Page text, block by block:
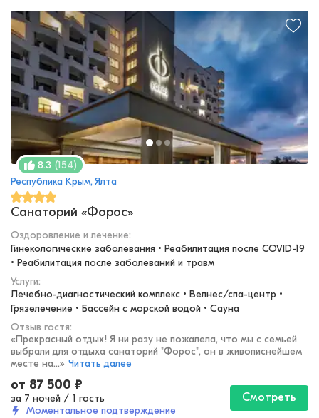
8.3 (154)
Республика Крым, Ялта
Санаторий «Форос»
Оздоровление и лечение:
Гинекологические заболевания • Реабилитация после COVID-19
• Реабилитация после заболеваний и травм
Услуги:
Лечебно-диагностический комплекс • Велнес/спа-центр •
Грязелечение • Бассейн с морской водой • Сауна
Отзыв гостя:
«Прекрасный отдых! Я ни разу не пожалела, что мы с семьей
выбрали для отдыха санаторий "Форос", он в живописнейшем
месте на...» Читать далее
от 87 500 ₽
за 7 ночей / 1 гость
Моментальное подтверждение
Смотреть